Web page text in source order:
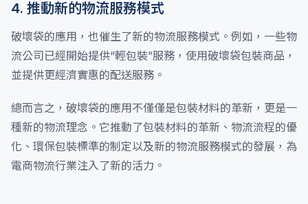
4. 推動新的物流服務模式
破壞袋的應用，也催生了新的物流服務模式。例如，一些物
流公司已經開始提供“輕包裝”服務，使用破壞袋包裝商品，
並提供更經濟實惠的配送服務。
總而言之，破壞袋的應用不僅僅是包裝材料的革新，更是一
種新的物流理念。它推動了包裝材料的革新、物流流程的優
化、環保包裝標準的制定以及新的物流服務模式的發展，為
電商物流行業注入了新的活力。